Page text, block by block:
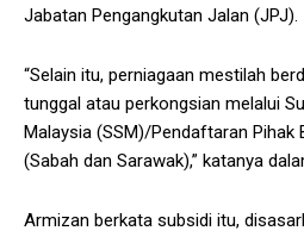
Jabatan Pengangkutan Jalan (JPJ).
“Selain itu, perniagaan mestilah
tunggal atau perkongsian melalui
Malaysia (SSM)/Pendaftaran Pihak
(Sabah dan Sarawak),” katanya
Armizan berkata subsidi itu,